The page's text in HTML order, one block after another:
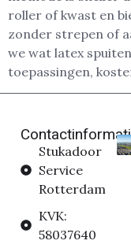
roller of kwast en
zonder strepen of
we wat latex
toepassingen,
Stukadoor
Service
Rotterdam
KVK:
58037640